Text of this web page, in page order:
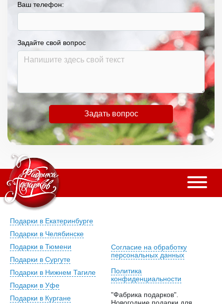
Ваш телефон:
Задайте свой вопрос
Задать вопрос
Подарки в Екатеринбурге
Подарки в Челябинске
Подарки в Тюмени
Подарки в Сургуте
Подарки в Нижнем Тагиле
Подарки в Уфе
Подарки в Кургане
Согласие на обработку
персональных данных
Политика
конфиденциальности
"Фабрика подарков".